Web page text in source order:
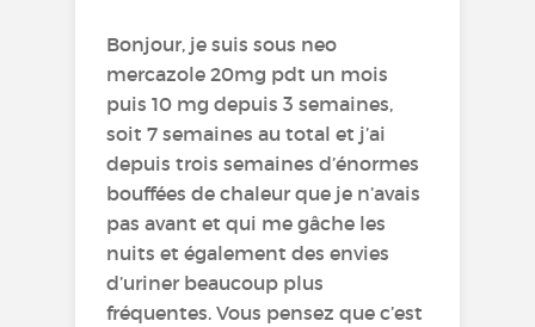
Bonjour, je suis sous neo
mercazole 20mg pdt un mois
puis 10 mg depuis 3 semaines,
soit 7 semaines au total et j’ai
depuis trois semaines d’énormes
bouffées de chaleur que je n’avais
pas avant et qui me gâche les
nuits et également des envies
d’uriner beaucoup plus
fréquentes. Vous pensez que c’est